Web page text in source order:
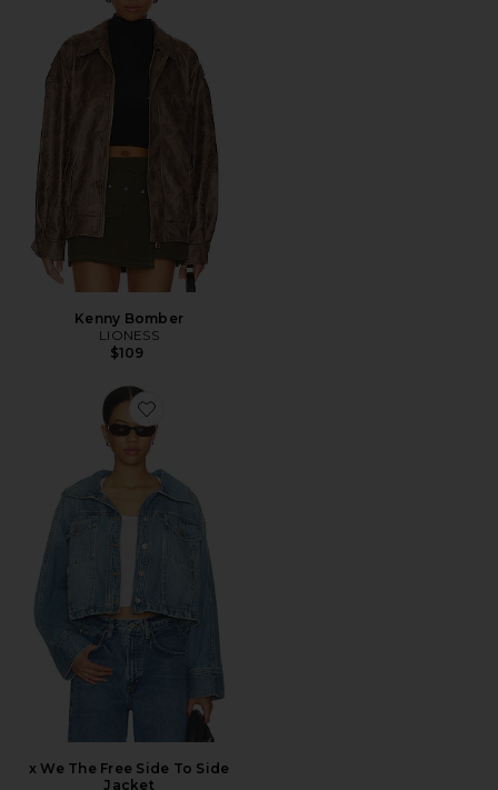
Kenny Bomber
LIONESS
$109
Favorite x We The Free Side To Side Jacket
x We The Free Side To Side
Jacket